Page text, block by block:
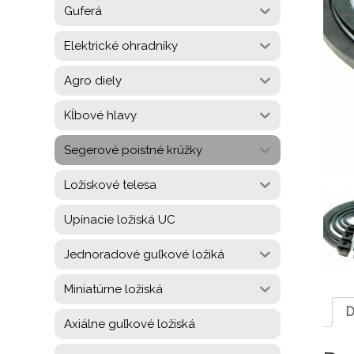
Guferá
Elektrické ohradníky
Agro diely
Kĺbové hlavy
Segerové poistné krúžky
Ložiskové telesa
Upínacie ložiská UC
Jednoradové guľkové ložiká
Miniatúrne ložiská
Axiálne guľkové ložiská